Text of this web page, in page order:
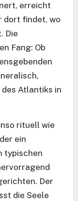
erreicht
dort findet, wo
Die
Fang: Ob
Atlantiks in
rituell wie
ein
typischen
Der
die Seele